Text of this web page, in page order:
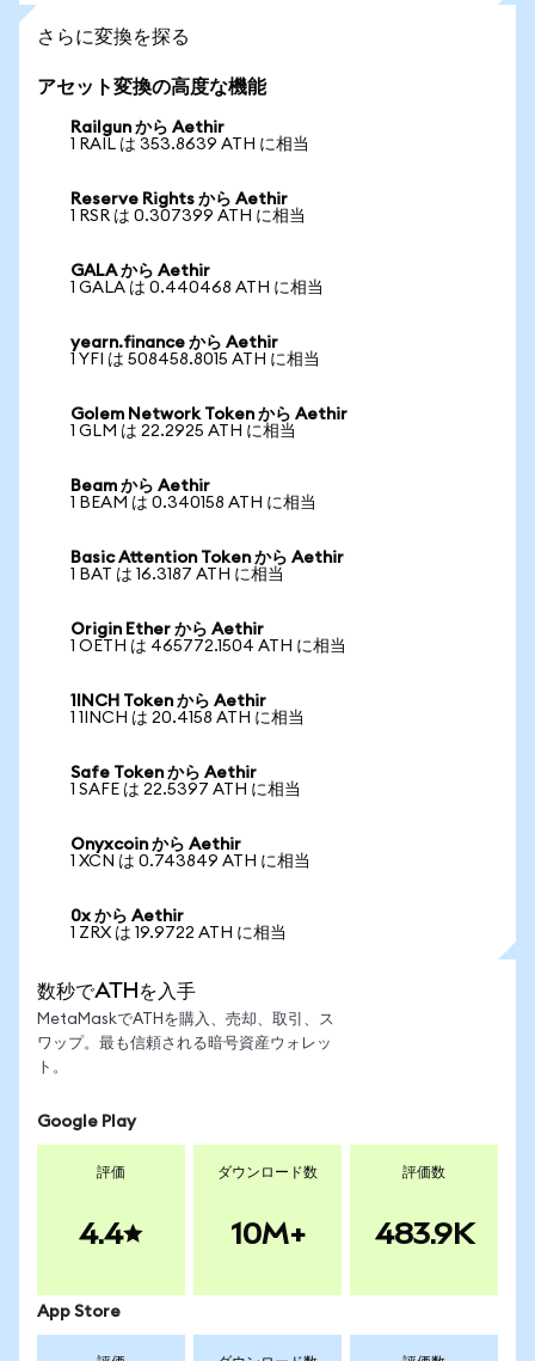
さらに変換を探る
アセット変換の高度な機能
Railgun から Aethir
1 RAIL は 353.8639 ATH に相当
Reserve Rights から Aethir
1 RSR は 0.307399 ATH に相当
GALA から Aethir
1 GALA は 0.440468 ATH に相当
yearn.finance から Aethir
1 YFI は 508458.8015 ATH に相当
Golem Network Token から Aethir
1 GLM は 22.2925 ATH に相当
Beam から Aethir
1 BEAM は 0.340158 ATH に相当
Basic Attention Token から Aethir
1 BAT は 16.3187 ATH に相当
Origin Ether から Aethir
1 OETH は 465772.1504 ATH に相当
1INCH Token から Aethir
1 1INCH は 20.4158 ATH に相当
Safe Token から Aethir
1 SAFE は 22.5397 ATH に相当
Onyxcoin から Aethir
1 XCN は 0.743849 ATH に相当
0x から Aethir
1 ZRX は 19.9722 ATH に相当
数秒でATHを入手
MetaMaskでATHを購入、売却、取引、ス
ワップ。最も信頼される暗号資産ウォレッ
ト。
Google Play
評価
4.4
ダウンロード数
10M+
評価数
483.9K
App Store